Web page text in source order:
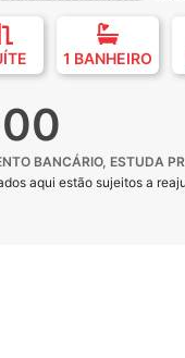
1 BANHEIRO
BANCÁRIO, ESTUDA
aqui estão sujeitos a